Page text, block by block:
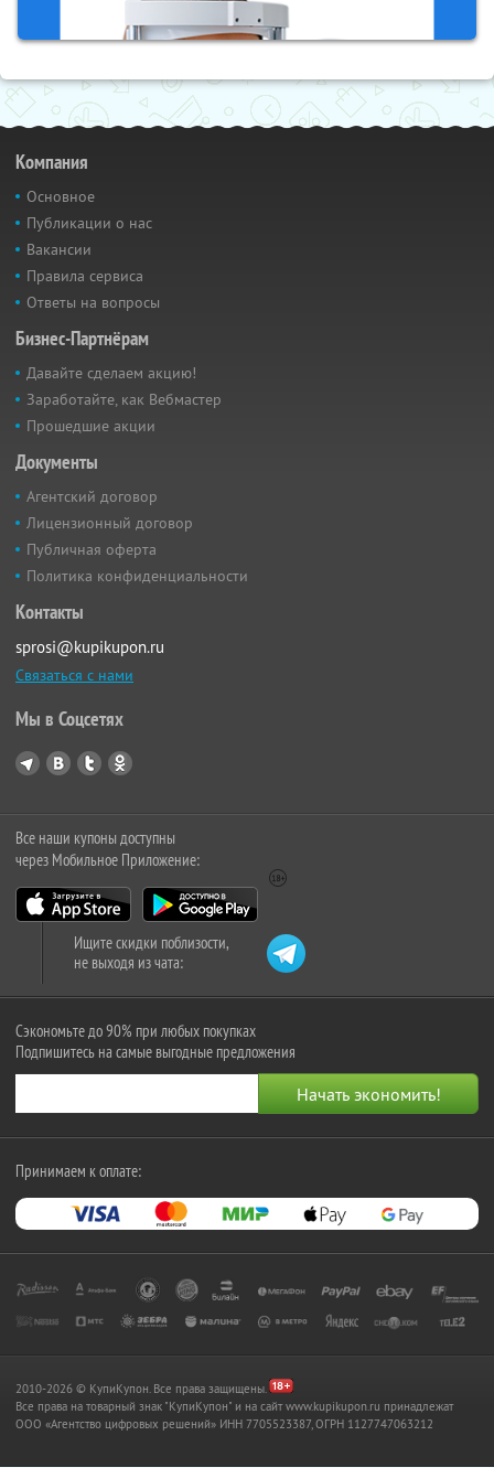
Компания
Основное
Публикации о нас
Вакансии
Правила сервиса
Ответы на вопросы
Бизнес-Партнёрам
Давайте сделаем акцию!
Заработайте, как Вебмастер
Прошедшие акции
Документы
Агентский договор
Лицензионный договор
Публичная оферта
Политика конфиденциальности
Контакты
sprosi@kupikupon.ru
Связаться с нами
Мы в Соцсетях
Все наши купоны доступны
через Мобильное Приложение:
Ищите скидки поблизости,
не выходя из чата:
Сэкономьте до 90% при любых покупках
Подпишитесь на самые выгодные предложения
Принимаем к оплате:
2010-2026 © КупиКупон. Все права защищены.
Все права на товарный знак "КупиКупон" и на сайт www.kupikupon.ru принадлежат
OOO «Агентство цифровых решений» ИНН 7705523387, ОГРН 1127747063212